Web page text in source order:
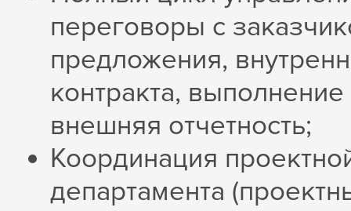
переговоры с
предложения,
контракта,
внешняя отчетность;
Координация
департамента